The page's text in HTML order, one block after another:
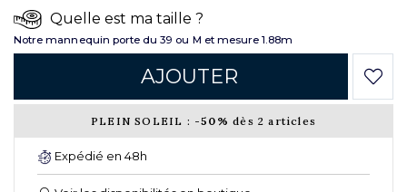
Quelle est ma taille ?
Notre mannequin porte du 39 ou M et mesure 1.88m
AJOUTER
PLEIN SOLEIL : -50% dès 2 articles
Expédié en 48h